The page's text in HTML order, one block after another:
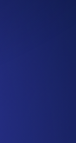
et la fonctionnalité